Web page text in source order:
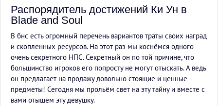
Распорядитель достижений Ки Ун в
Blade and Soul
В бнс есть огромный перечень вариантов траты своих наград
и скопленных ресурсов. На этот раз мы коснёмся одного
очень секретного НПС. Секретный он по той причине, что
большинство игроков его попросту не могут отыскать. А ведь
он предлагает на продажу довольно стоящие и ценные
предметы! Сегодня мы прольём свет на эту тайну и вместе с
вами отыщем эту девушку.